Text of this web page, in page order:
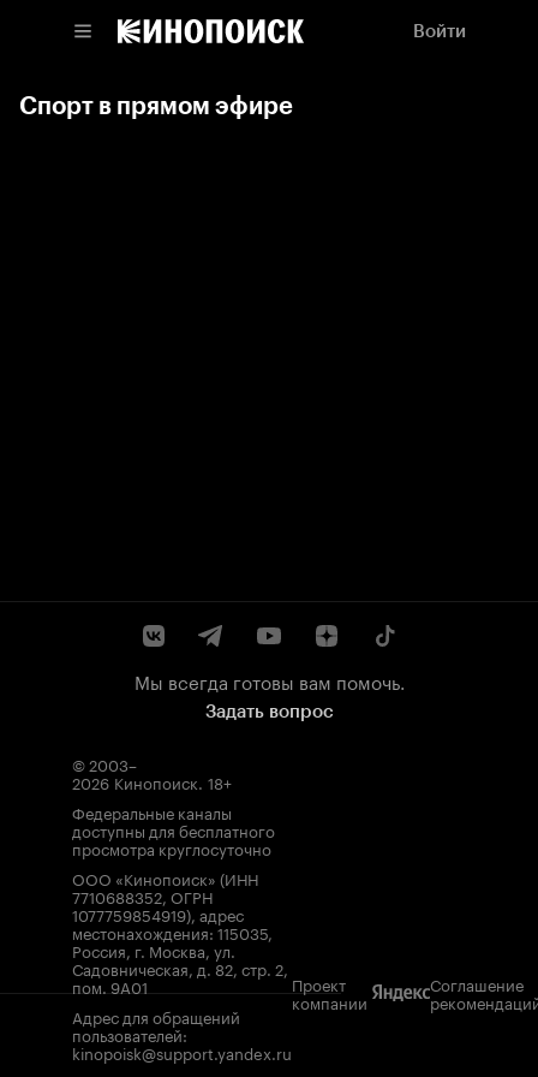
Войти
Спорт в прямом эфире
Мы всегда готовы вам помочь.
Задать вопрос
© 2003–
2026 Кинопоиск. 18+
Федеральные каналы
доступны для бесплатного
просмотра круглосуточно
ООО «Кинопоиск» (ИНН
7710688352, ОГРН
1077759854919), адрес
местонахождения: 115035,
Россия, г. Москва, ул.
Садовническая, д. 82, стр. 2,
пом. 9А01
Адрес для обращений
пользователей:
kinopoisk@support.yandex.ru
Проект
компании
Соглашение